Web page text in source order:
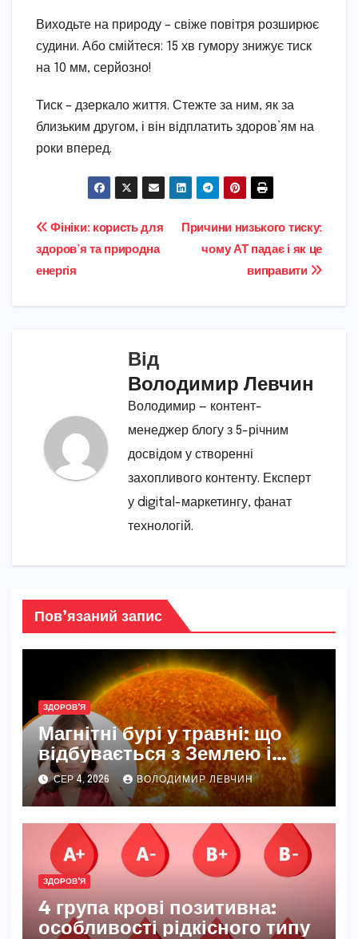
Виходьте на природу – свіже повітря розширює
судини. Або смійтеся: 15 хв гумору знижує тиск
на 10 мм, серйозно!
Тиск – дзеркало життя. Стежте за ним, як за
близьким другом, і він відплатить здоров’ям на
роки вперед.
Навігація
записів
Причини низького тиску:
чому АТ падає і як це
виправити
Фініки: користь для
здоров’я та природна
енергія
Від
Володимир Левчин
Володимир — контент-
менеджер блогу з 5-річним
досвідом у створенні
захопливого контенту. Експерт
у digital-маркетингу, фанат
технологій.
Пов’язаний запис
ЗДОРОВ'Я
Магнітні бурі у травні: що
відбувається з Землею і
нашим самопочуттям
СЕР 4, 2026 ВОЛОДИМИР ЛЕВЧИН
ЗДОРОВ'Я
4 група крові позитивна:
особливості рідкісного типу